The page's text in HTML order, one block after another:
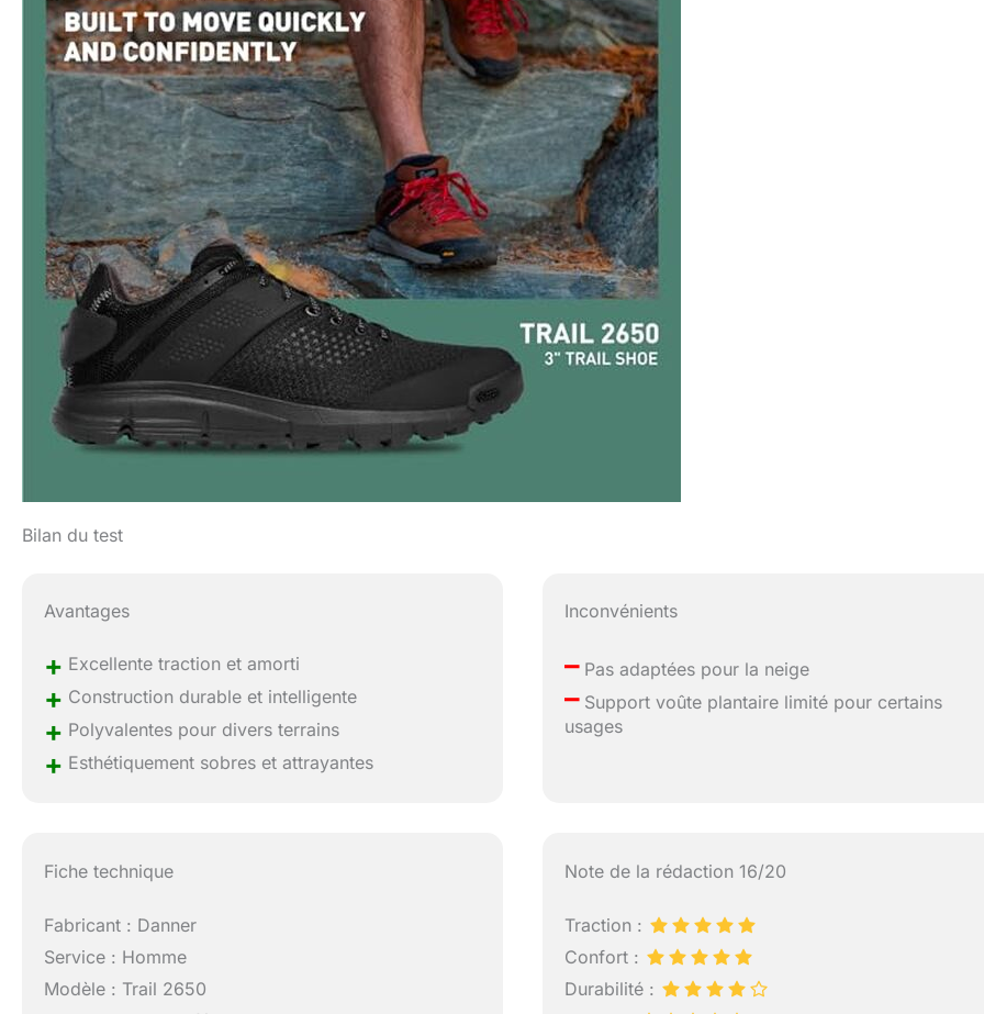
Bilan du test
Avantages
+ Excellente traction et amorti
+ Construction durable et intelligente
+ Polyvalentes pour divers terrains
+ Esthétiquement sobres et attrayantes
Inconvénients
–Pas adaptées pour la neige
–Support voûte plantaire limité pour certains
usages
Fiche technique
Fabricant : Danner
Service : Homme
Modèle : Trail 2650
Note de la rédaction 16/20
Traction :
Confort :
Durabilité :